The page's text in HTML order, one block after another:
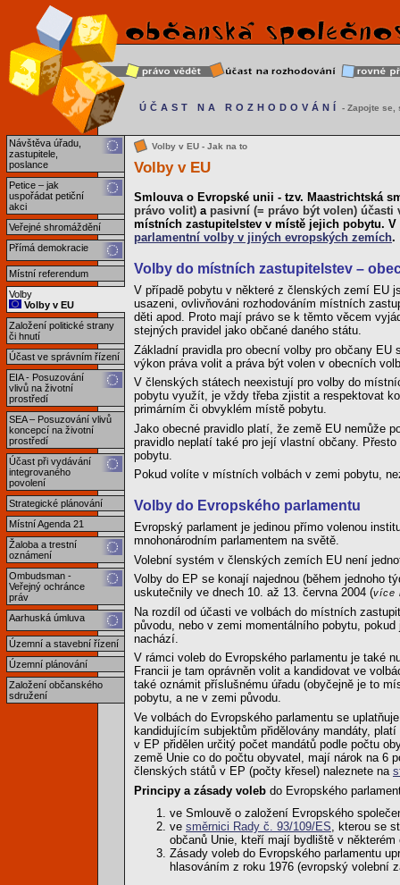
Návštěva úřadu,
zastupitele,
poslance
Petice – jak
uspořádat petiční
akci
Veřejné shromáždění
Přímá demokracie
Místní referendum
Volby
Volby v EU
Založení politické strany
či hnutí
Účast ve správním řízení
EIA - Posuzování
vlivů na životní
prostředí
SEA – Posuzování vlivů
koncepcí na životní
prostředí
Účast při vydávání
integrovaného
povolení
Strategické plánování
Místní Agenda 21
Žaloba a trestní
oznámení
Ombudsman -
Veřejný ochránce
práv
Aarhuská úmluva
Územní a stavební řízení
Územní plánování
Založení občanského
sdružení
ÚČAST NA ROZHODOVÁNÍ - Zapojte se,
Volby v EU - Jak na to
Volby v EU
Smlouva o Evropské unii - tzv. Maastrichtská
právo volit) a pasivní (= právo být volen) účasti
místních zastupitelstev v místě jejich pobytu.
parlamentní volby v jiných evropských zemích.
Volby do místních zastupitelstev –
V případě pobytu v některé z členských zemí EU
usazeni, ovlivňováni rozhodováním místních
děti apod. Proto mají právo se k těmto věcem
stejných pravidel jako občané daného státu.
Základní pravidla pro obecní volby pro občany EU
výkon práva volit a práva být volen v obecních
V členských státech neexistují pro volby do
pobytu využít, je vždy třeba zjistit a respektovat
primárním či obvyklém místě pobytu.
Jako obecné pravidlo platí, že země EU nemůže
pravidlo neplatí také pro její vlastní občany.
pobytu.
Pokud volíte v místních volbách v zemi pobytu,
Volby do Evropského parlamentu
Evropský parlament je jedinou přímo volenou
mnohonárodním parlamentem na světě.
Volební systém v členských zemích EU není
Volby do EP se konají najednou (během jednoho
uskutečnily ve dnech 10. až 13. června 2004 (více
Na rozdíl od účasti ve volbách do místních
původu, nebo v zemi momentálního pobytu,
nachází.
V rámci voleb do Evropského parlamentu je také
Francii je tam oprávněn volit a kandidovat ve
také oznámit příslušnému úřadu (obyčejně je to
pobytu, a ne v zemi původu.
Ve volbách do Evropského parlamentu se
kandidujícím subjektům přidělovány mandáty,
v EP přidělen určitý počet mandátů podle počtu
země Unie co do počtu obyvatel, mají nárok na 6
členských států v EP (počty křesel) naleznete na
Principy a zásady voleb do Evropského
ve Smlouvě o založení Evropského
ve směrnici Rady č. 93/109/ES, kterou se
občanů Unie, kteří mají bydliště v
Zásady voleb do Evropského parlamentu
hlasováním z roku 1976 (evropský volební